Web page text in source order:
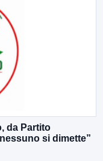
da Partito
si dimette”